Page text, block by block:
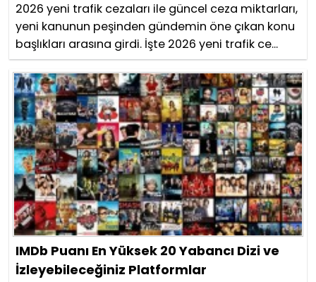
2026 yeni trafik cezaları ile güncel ceza miktarları,
yeni kanunun peşinden gündemin öne çıkan konu
başlıkları arasına girdi. İşte 2026 yeni trafik ce...
IMDb Puanı En Yüksek 20 Yabancı Dizi ve
İzleyebileceğiniz Platformlar